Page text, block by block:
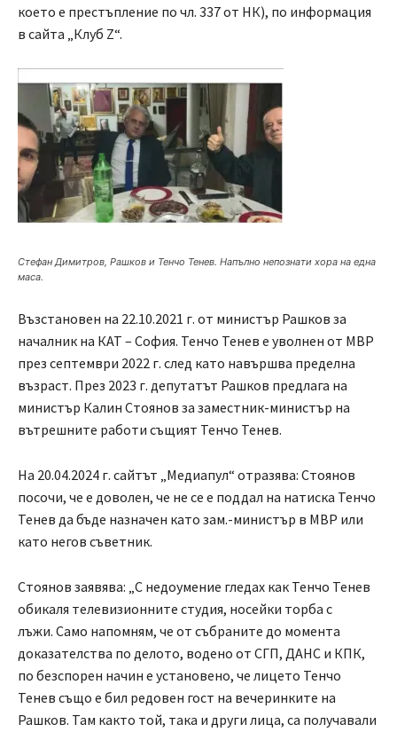
което е престъпление по чл. 337 от НК), по информация
в сайта „Клуб Z“.
Стефан Димитров, Рашков и Тенчо Тенев. Напълно непознати хора на една
маса.
Възстановен на 22.10.2021 г. от министър Рашков за
началник на КАТ – София. Тенчо Тенев е уволнен от МВР
през септември 2022 г. след като навършва пределна
възраст. През 2023 г. депутатът Рашков предлага на
министър Калин Стоянов за заместник-министър на
вътрешните работи същият Тенчо Тенев.
На 20.04.2024 г. сайтът „Медиапул“ отразява: Стоянов
посочи, че е доволен, че не се е поддал на натиска Тенчо
Тенев да бъде назначен като зам.-министър в МВР или
като негов съветник.
Стоянов заявява: „С недоумение гледах как Тенчо Тенев
обикаля телевизионните студия, носейки торба с
лъжи. Само напомням, че от събраните до момента
доказателства по делото, водено от СГП, ДАНС и КПК,
по безспорен начин е установено, че лицето Тенчо
Тенев също е бил редовен гост на вечеринките на
Рашков. Там както той, така и други лица, са получавали